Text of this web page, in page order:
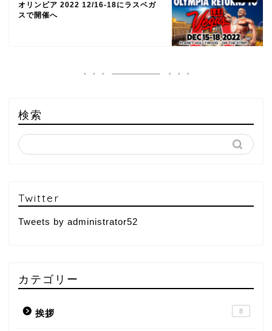
オリンピア 2022 12/16-18にラスベガ
スで開催へ
検索
Twitter
Tweets by administrator52
カテゴリー
挨拶 8